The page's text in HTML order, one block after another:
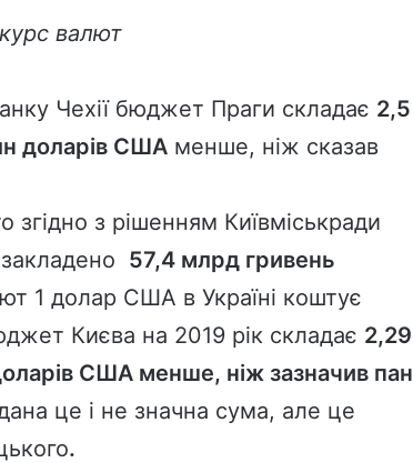
валют
Чехії бюджет Праги складає 2,5
доларів США менше, ніж сказав
згідно з рішенням Київміськради
57,4 млрд гривень
1 долар США в Україні коштує
Києва на 2019 рік складає 2,29
США менше, ніж зазначив пан
це і не значна сума, але це
.